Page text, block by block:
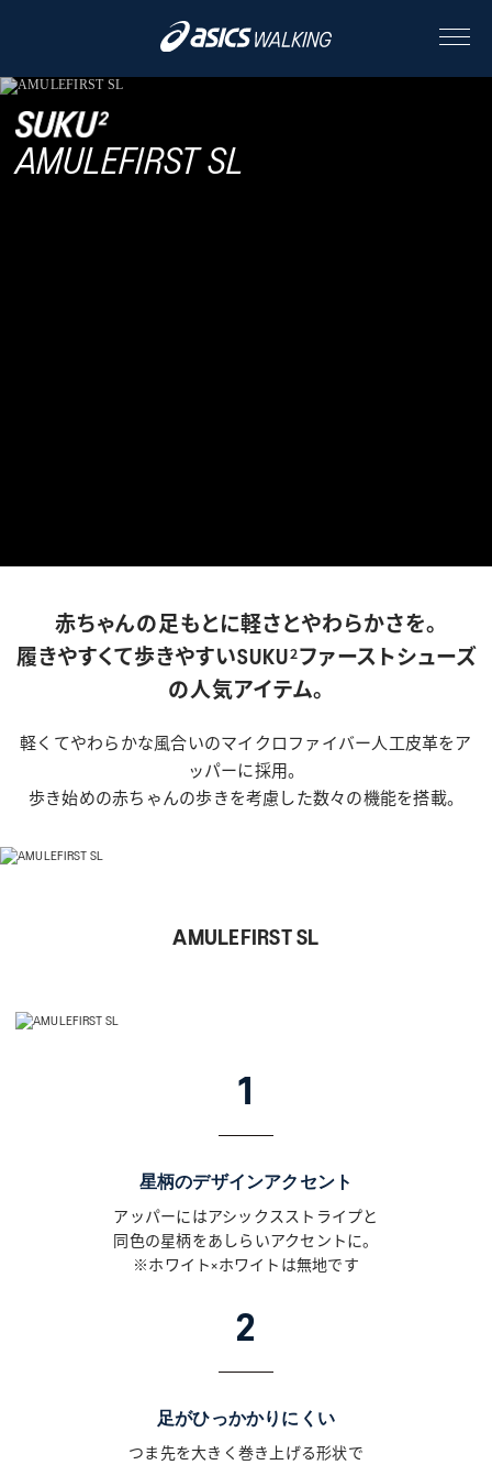
ABOUT
TECHNOLOGY
TIPS
WELLNESS WALKER
ASICS WALKING JOURNAL
with SUKU²
AMULEFIRST SL
赤ちゃんの足もとに軽さとやわらかさを。
履きやすくて歩きやすいSUKU ２ ファーストシューズ
の人気アイテム。
軽くてやわらかな風合いのマイクロファイバー人工皮革をア
ッパーに採用。
歩き始めの赤ちゃんの歩きを考慮した数々の機能を搭載。
AMULEFIRST SL
1
星柄のデザインアクセント
アッパーにはアシックスストライプと
同色の星柄をあしらいアクセントに。
※ホワイト×ホワイトは無地です
2
足がひっかかりにくい
つま先を大きく巻き上げる形状で